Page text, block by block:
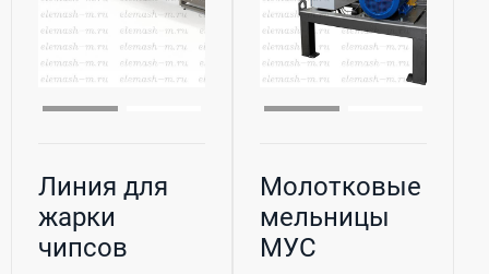
Линия для
жарки
чипсов
Молотковые
мельницы
МУС